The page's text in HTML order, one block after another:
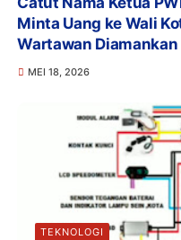
Minta Uang ke Wali
Wartawan Diamankan
MEI 18, 2026
TEKNOLOGI